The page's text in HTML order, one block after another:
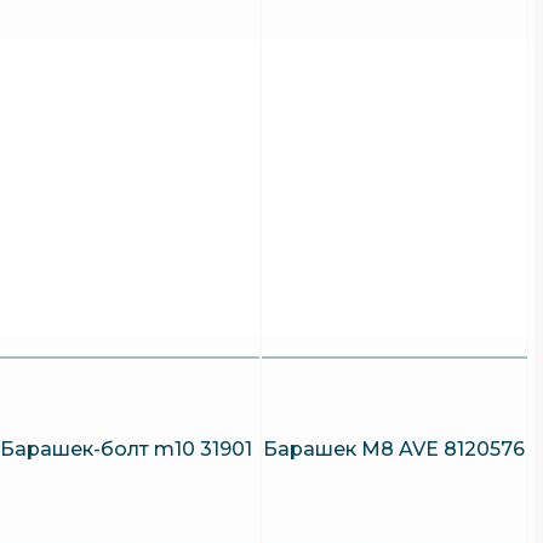
Барашек-болт m10 31901 Барашек M8 AVE 8120576